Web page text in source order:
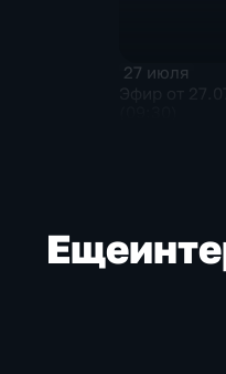
27 июля
Еще